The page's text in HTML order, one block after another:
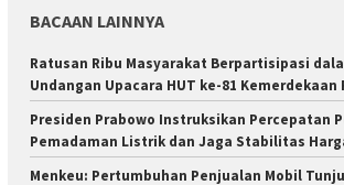
BACAAN LAINNYA
Ratusan Ribu Masyarakat Berpartisipasi
Undangan Upacara HUT ke-81 Kemerdekaan
Presiden Prabowo Instruksikan Percepatan
Pemadaman Listrik dan Jaga Stabilitas
Menkeu: Pertumbuhan Penjualan Mobil